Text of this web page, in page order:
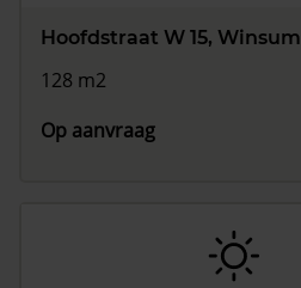
Hoofdstraat W 15, Winsum
128 m2
Op aanvraag